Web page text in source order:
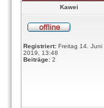
Kawei
Registriert: Freitag 14. Juni
2019, 13:48
Beiträge: 2